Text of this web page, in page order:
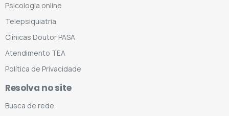
Psicologia online
Telepsiquiatria
Clínicas Doutor PASA
Atendimento TEA
Política de Privacidade
Resolva no site
Busca de rede